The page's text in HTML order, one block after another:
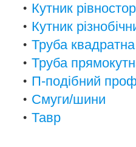
Кутник
Кутник
Труба квадратна
Труба
П-подібний
Смуги/шини
Тавр